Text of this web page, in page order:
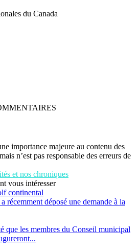
du Canada
importance majeure au contenu des
n’est pas responsable des erreurs de
et nos chroniques
vous intéresser
récemment déposé une demande à la
que les membres du Conseil municipal